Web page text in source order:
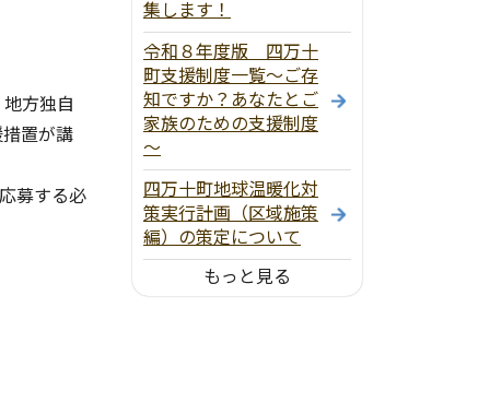
方独自
置が講
募する必
集します！
令和８年度版 四万十
町支援制度一覧～ご存
知ですか？あなたとご
家族のための支援制度
～
四万十町地球温暖化対
策実行計画（区域施策
編）の策定について
もっと見る